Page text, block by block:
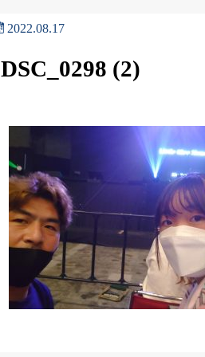
2022.08.17
DSC_0298 (2)